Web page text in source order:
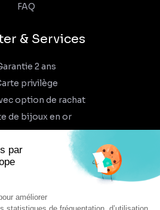
FAQ
& Services
2 ans
privilège
option de rachat
de bijoux en or
propos